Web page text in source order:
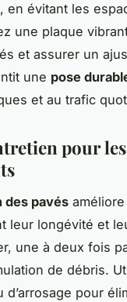
en évitant les
une plaque
et assurer un
une pose
et au trafic
pour
des pavés améliore
leur longévité et
une à deux fois
de débris.
d’arrosage pour